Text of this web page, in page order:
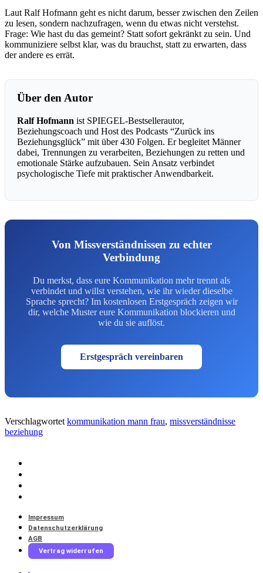
Laut Ralf Hofmann geht es nicht darum, besser zwischen den Zeilen
zu lesen, sondern nachzufragen, wenn du etwas nicht verstehst.
Frage: Wie hast du das gemeint? Statt sofort gekränkt zu sein. Und
kommuniziere selbst klar, was du brauchst, statt zu erwarten, dass
der andere es errät.
Über den Autor
Ralf Hofmann ist SPIEGEL-Bestsellerautor,
Beziehungscoach und Host des Podcasts “Zurück ins
Beziehungsglück” mit über 430 Folgen. Er begleitet Männer
dabei, Trennungen zu verarbeiten, Beziehungen zu retten und
emotionale Stärke aufzubauen. Sein Ansatz verbindet
psychologische Tiefe mit praktischer Anwendbarkeit.
Von Missverständnissen zu echter
Verbindung
Du merkst, dass eure Kommunikation mehr trennt als
verbindet und willst verstehen, wie ihr wieder dieselbe
Sprache sprecht? Im kostenlosen Erstgespräch zeigen wir
dir, welche Muster eure Kommunikation blockieren und
wie du sie auflöst.
Erstgespräch vereinbaren
Verschlagwortet kommunikation mann frau, missverständnisse
beziehung
Impressum
Datenschutzerklärung
AGB
Vertrag widerrufen